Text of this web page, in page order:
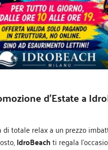
d’Estate a
di totale relax a un prezzo
IdroBeachti regala